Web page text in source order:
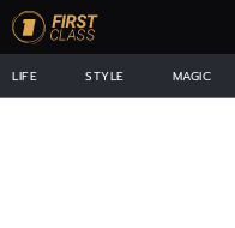
LIFE STYLE MAGIC